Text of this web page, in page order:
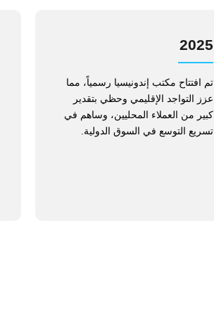
2025
تم افتتاح مكتب إندونيسيا رسمياً، مما
عزز التواجد الإقليمي وحظي بتقدير
كبير من العملاء المحليين، وساهم في
تسريع التوسع في السوق الدولية.